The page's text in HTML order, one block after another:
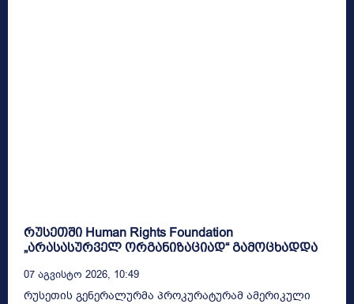
რუსეთში Human Rights Foundation
„არასასურველ ორგანიზაციად“ გამოცხადდა
07 Აგვისტო 2026, 10:49
რუსეთის გენერალურმა პროკურატურამ ამერიკული